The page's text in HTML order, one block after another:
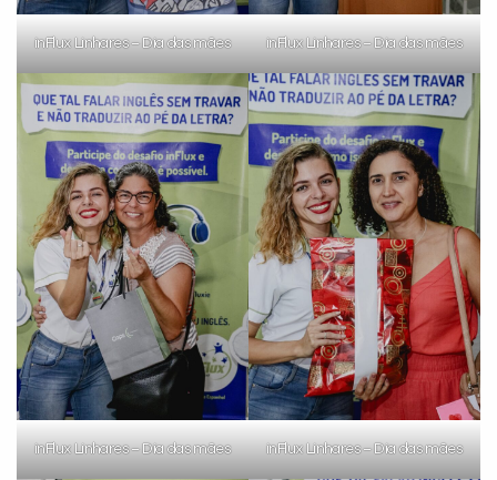
inFlux Linhares – Dia das mães inFlux Linhares – Dia das mães
inFlux Linhares – Dia das mães inFlux Linhares – Dia das mães